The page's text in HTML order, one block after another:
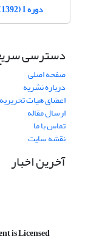
دوره 1 (1392)
دسترسی
صفحه اصلی
درباره نشریه
اعضای هیات تحریریه
ارسال مقاله
تماس با ما
نقشه سایت
آخرین اخبار
is Licensed